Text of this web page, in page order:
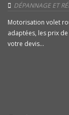
DÉPANNAGE ET
Motorisation volet
adaptées, les prix
votre devis...